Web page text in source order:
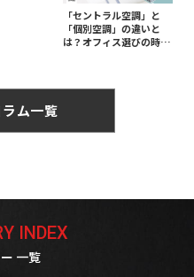
「セントラル空調」と
「個別空調」の違いと
は？オフィス選びの時に
ム一覧
INDEX
一覧